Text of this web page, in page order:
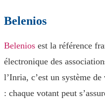
Belenios
Belenios est la référence
électronique des
l’Inria, c’est un système
: chaque votant peut